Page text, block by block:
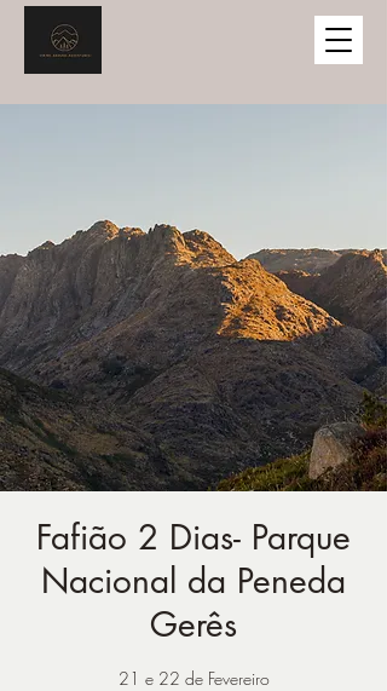
Fafião 2 Dias- Parque
Nacional da Peneda
Gerês
21 e 22 de Fevereiro